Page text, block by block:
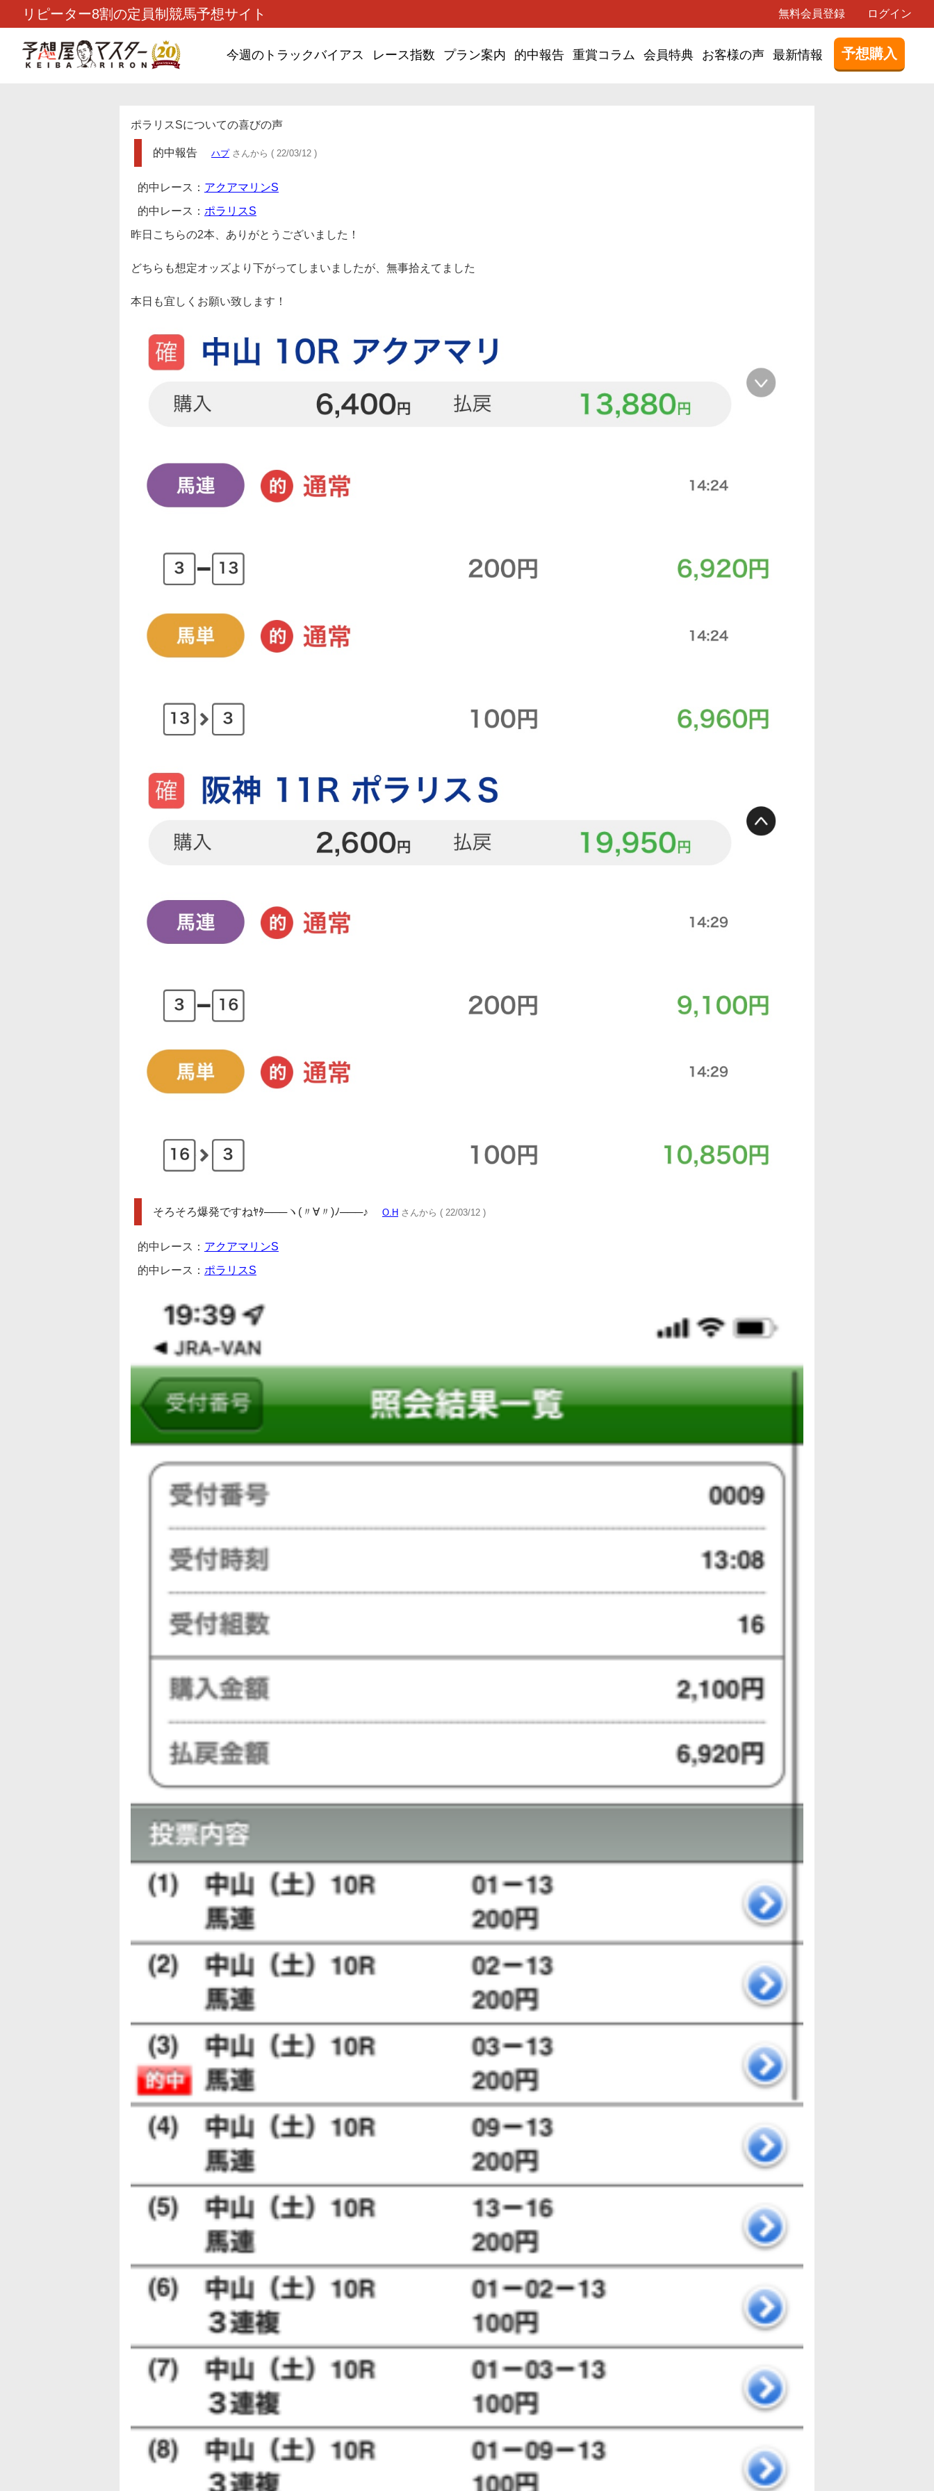
リピーター8割の定員制競馬予想サイト 無料会員登録 ログイン
今週のトラックバイアス レース指数 プラン案内 的中報告 重賞コラム 会員特典 お客様の声 最新情報 予想購入
ポラリスSについての喜びの声
的中報告 ハプさんから ( 22/03/12 )
的中レース： アクアマリンS
的中レース： ポラリスS
昨日こちらの2本、ありがとうございました！
どちらも想定オッズより下がってしまいましたが、無事拾えてました
本日も宜しくお願い致します！
そろそろ爆発ですねﾔﾀ───ヽ(〃∀〃)ﾉ───♪ O.H さんから ( 22/03/12 )
的中レース： アクアマリンS
的中レース： ポラリスS